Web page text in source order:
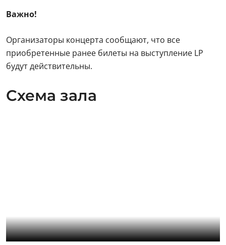
Важно!
Организаторы концерта сообщают, что все
приобретенные ранее билеты на выступление LP